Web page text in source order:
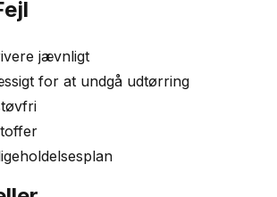
jævnligt
for at undgå udtørring